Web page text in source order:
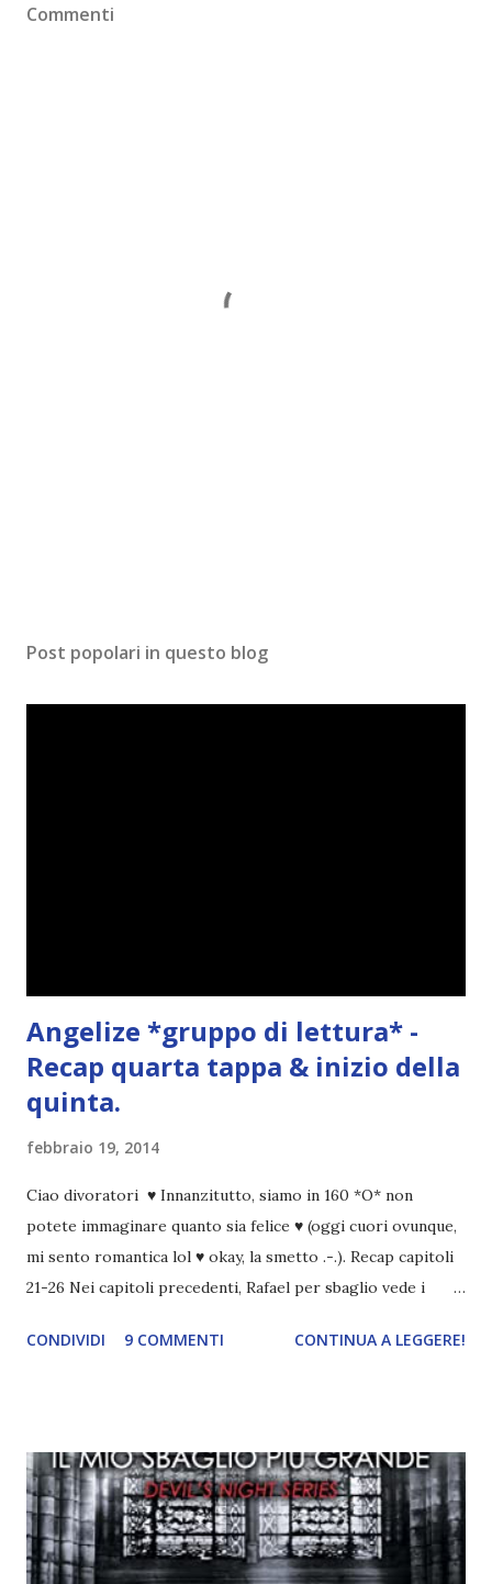
Commenti
Post popolari in questo blog
Angelize *gruppo di lettura* -
Recap quarta tappa & inizio della
quinta.
febbraio 19, 2014
Ciao divoratori ♥ Innanzitutto, siamo in 160 *O* non
potete immaginare quanto sia felice ♥ (oggi cuori ovunque,
mi sento romantica lol ♥ okay, la smetto .-.). Recap capitoli
21-26 Nei capitoli precedenti, Rafael per sbaglio vede i
incontrano e Hesediel mostra loro come combattere i puri.
angelo puro, Elemiah. Ma, a differenza di cosa pensano,
l'angelo non ha intenzione di fare una strage, piuttosto è lì
per avvertili che Mikael non è più "l'angelo puro" che
credono e che potrebbe aver ucciso altri mezzi angeli, tipo
CONDIVIDI 9 COMMENTI CONTINUA A LEGGERE!